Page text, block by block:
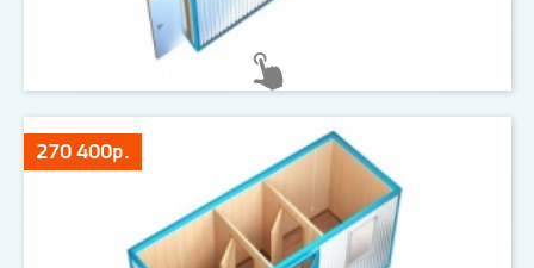
270 400р.